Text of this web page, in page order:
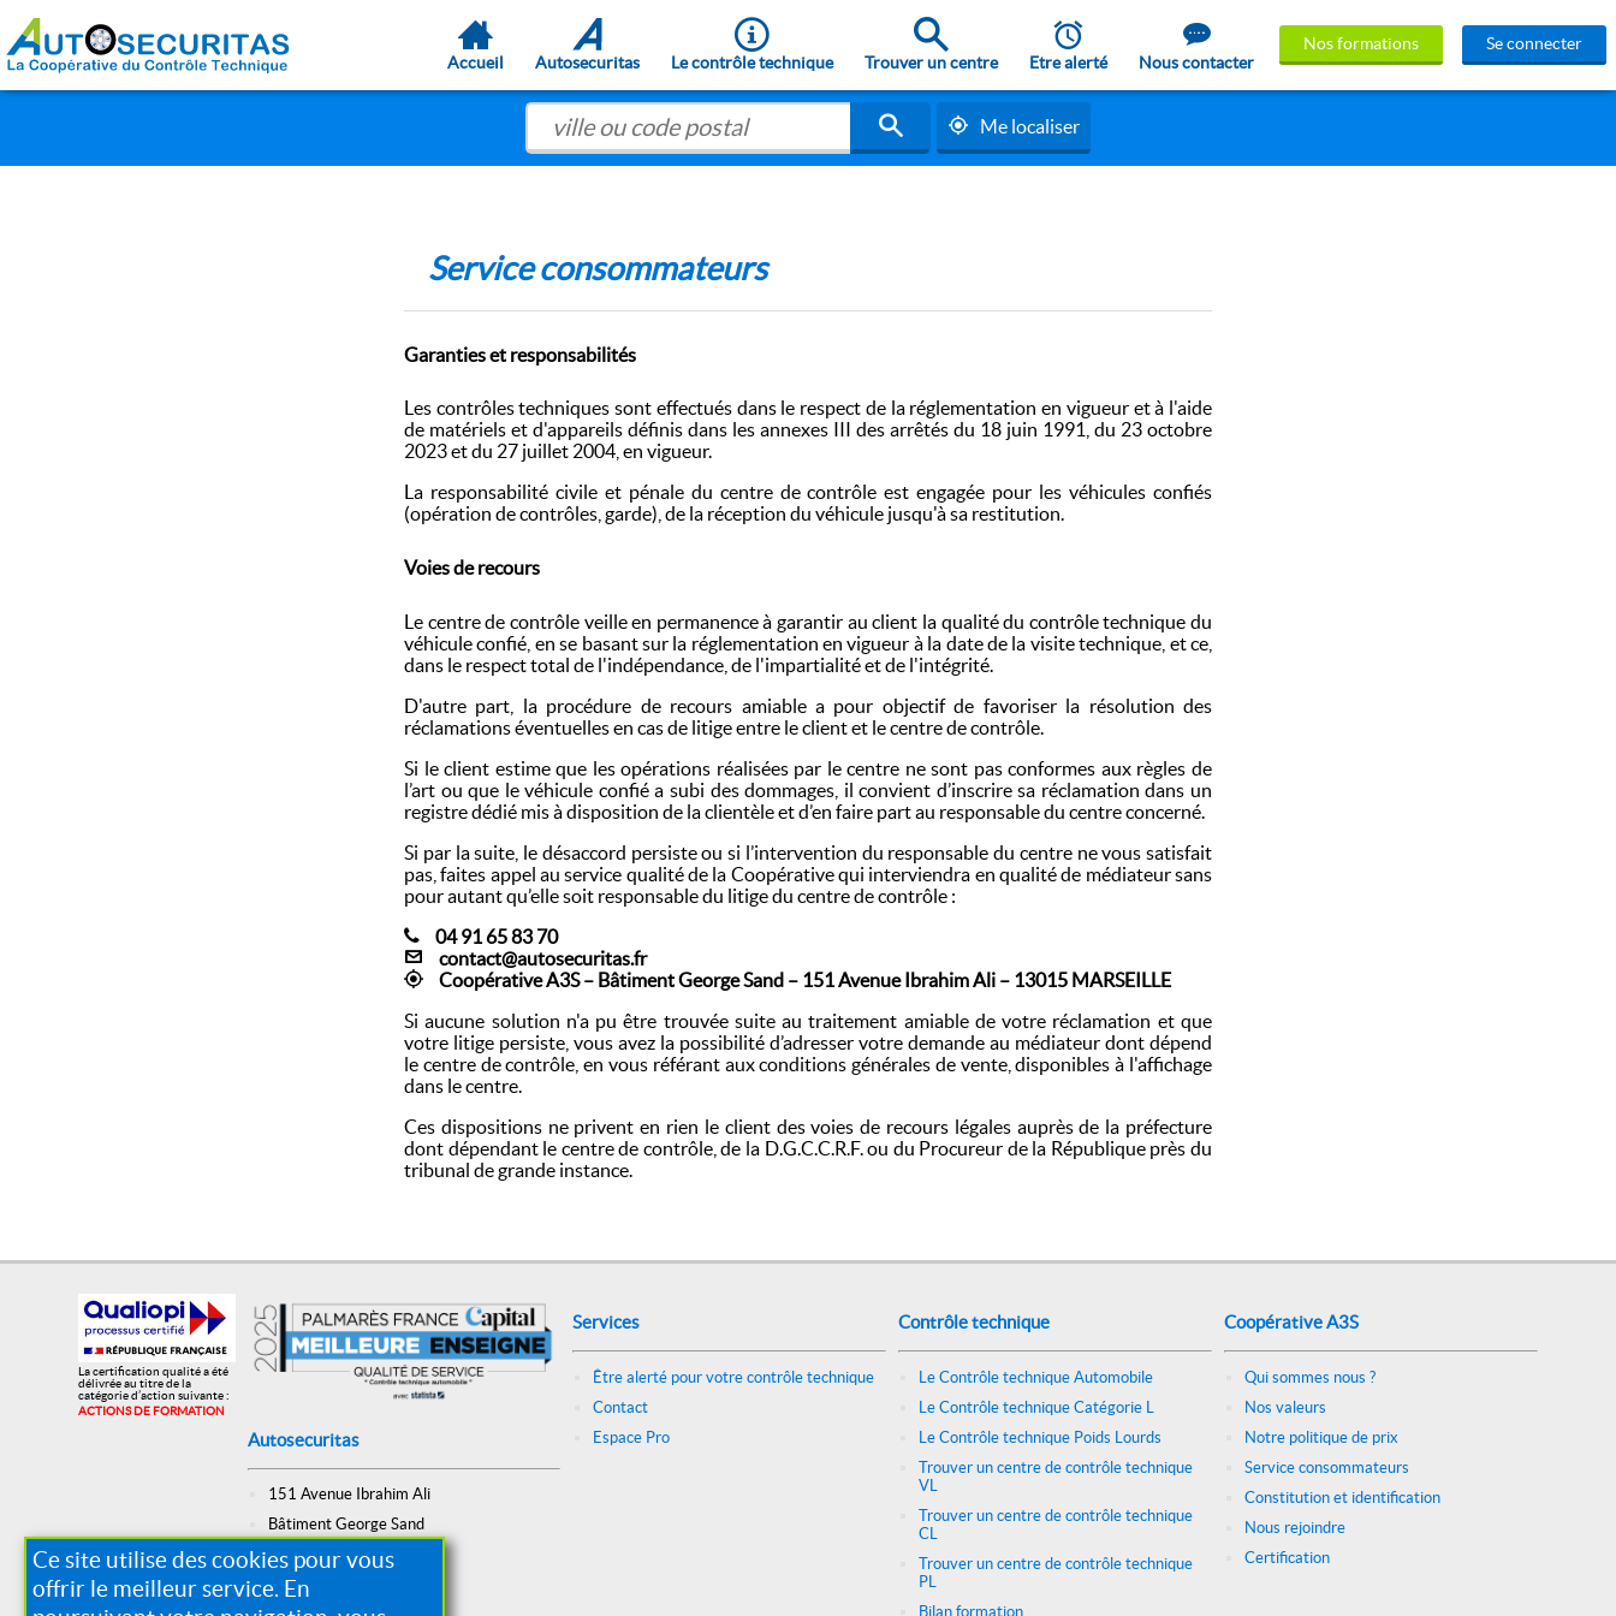
Accueil Autosecuritas Le contrôle technique Trouver un centre Etre alerté Nous contacter
Nos formations Se connecter
Me localiser
Service consommateurs
Garanties et responsabilités
Les contrôles techniques sont effectués dans le respect de la réglementation en vigueur et à l'aide
de matériels et d'appareils définis dans les annexes III des arrêtés du 18 juin 1991, du 23 octobre
2023 et du 27 juillet 2004, en vigueur.
La responsabilité civile et pénale du centre de contrôle est engagée pour les véhicules confiés
(opération de contrôles, garde), de la réception du véhicule jusqu'à sa restitution.
Voies de recours
Le centre de contrôle veille en permanence à garantir au client la qualité du contrôle technique du
véhicule confié, en se basant sur la réglementation en vigueur à la date de la visite technique, et ce,
dans le respect total de l'indépendance, de l'impartialité et de l'intégrité.
D'autre part, la procédure de recours amiable a pour objectif de favoriser la résolution des
réclamations éventuelles en cas de litige entre le client et le centre de contrôle.
Si le client estime que les opérations réalisées par le centre ne sont pas conformes aux règles de
l’art ou que le véhicule confié a subi des dommages, il convient d’inscrire sa réclamation dans un
registre dédié mis à disposition de la clientèle et d’en faire part au responsable du centre concerné.
Si par la suite, le désaccord persiste ou si l’intervention du responsable du centre ne vous satisfait
pas, faites appel au service qualité de la Coopérative qui interviendra en qualité de médiateur sans
pour autant qu’elle soit responsable du litige du centre de contrôle :
04 91 65 83 70
contact@autosecuritas.fr
Coopérative A3S – Bâtiment George Sand – 151 Avenue Ibrahim Ali – 13015 MARSEILLE
Si aucune solution n'a pu être trouvée suite au traitement amiable de votre réclamation et que
votre litige persiste, vous avez la possibilité d’adresser votre demande au médiateur dont dépend
le centre de contrôle, en vous référant aux conditions générales de vente, disponibles à l'affichage
dans le centre.
Ces dispositions ne privent en rien le client des voies de recours légales auprès de la préfecture
dont dépendant le centre de contrôle, de la D.G.C.C.R.F. ou du Procureur de la République près du
tribunal de grande instance.
La certification qualité a été
délivrée au titre de la
catégorie d’action suivante :
ACTIONS DE FORMATION
Autosecuritas
151 Avenue Ibrahim Ali
Bâtiment George Sand
13015 Marseille
Tel: 04.91.65.83.70
Services
Être alerté pour votre contrôle technique
Contact
Espace Pro
Contrôle technique
Le Contrôle technique Automobile
Le Contrôle technique Catégorie L
Le Contrôle technique Poids Lourds
Trouver un centre de contrôle technique
VL
Trouver un centre de contrôle technique
CL
Trouver un centre de contrôle technique
PL
Bilan formation
Coopérative A3S
Qui sommes nous ?
Nos valeurs
Notre politique de prix
Service consommateurs
Constitution et identification
Nous rejoindre
Certification
Ce site utilise des cookies pour vous
offrir le meilleur service. En